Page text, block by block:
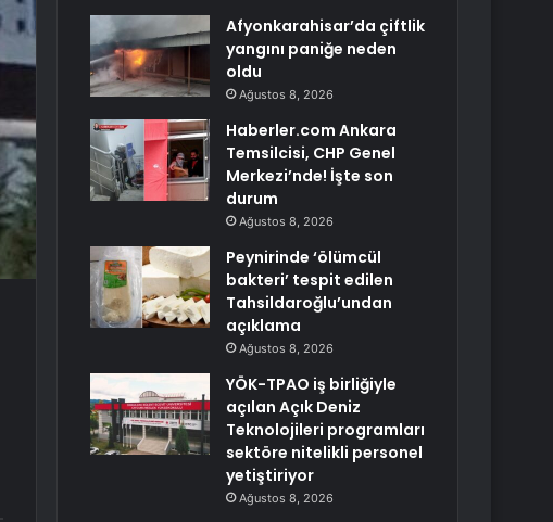
Afyonkarahisar’da çiftlik
yangını paniğe neden
oldu
Ağustos 8, 2026
Haberler.com Ankara
Temsilcisi, CHP Genel
Merkezi’nde! İşte son
durum
Ağustos 8, 2026
Peynirinde ‘ölümcül
bakteri’ tespit edilen
Tahsildaroğlu’undan
açıklama
Ağustos 8, 2026
YÖK-TPAO iş birliğiyle
açılan Açık Deniz
Teknolojileri programları
sektöre nitelikli personel
yetiştiriyor
Ağustos 8, 2026